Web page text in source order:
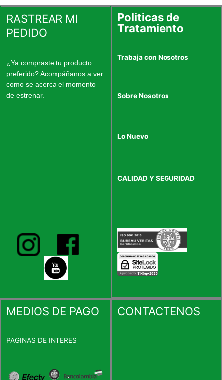
producto
RASTREAR MI
PEDIDO
¿Ya compraste tu producto
preferido? Acompáñanos a ver
como se acerca el momento
de estrenar.
Politicas de
Tratamiento
Trabaja con Nosotros
Sobre Nosotros
Lo Nuevo
CALIDAD Y SEGURIDAD
MEDIOS DE PAGO
PAGINAS DE INTERES
CONTACTENOS